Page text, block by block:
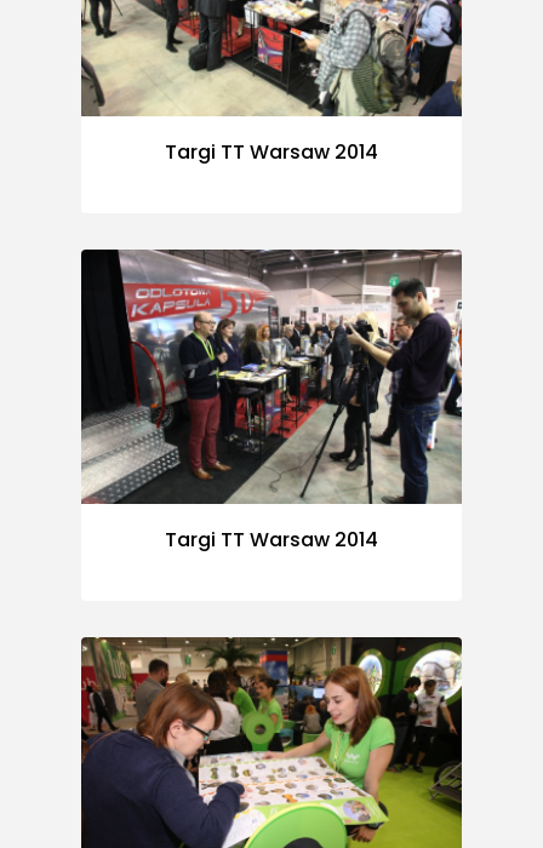
Targi TT Warsaw 2014
Targi TT Warsaw 2014